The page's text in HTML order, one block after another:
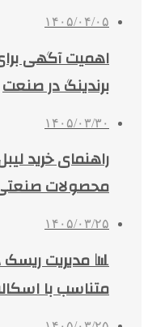
۱۴۰۵/۰۴/۰۵
اهمیت آگهی
برندینگ در صنعت
۱۴۰۵/۰۳/۳۰
راهنمای خرید
محصولات
۱۴۰۵/۰۳/۲۵
📊 مدیریت
متناسب با